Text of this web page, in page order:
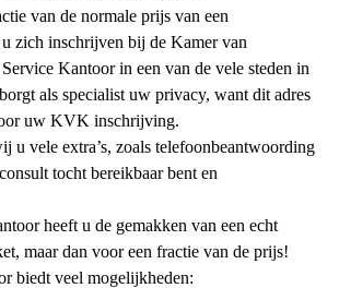
van de normale prijs van een
zich inschrijven bij de Kamer van
Kantoor in een van de vele steden in
als specialist uw privacy, want dit adres
uw KVK inschrijving.
u vele extra’s, zoals telefoonbeantwoording
tocht bereikbaar bent en
heeft u de gemakken van een echt
maar dan voor een fractie van de prijs!
biedt veel mogelijkheden: